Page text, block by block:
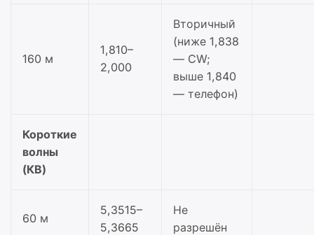
160 м
1,810–
2,000
Вторичный
(ниже 1,838
— CW;
выше 1,840
— телефон)
Короткие
волны
(КВ)
60 м
5,3515–
5,3665
Не
разрешён